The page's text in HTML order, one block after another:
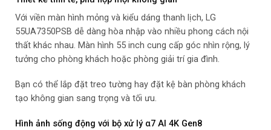
Bluetooth 5.1
Cổng HDMI:
2 cổng
Cổng xuất âm thanh:
Optical (Digital Audio Out)
USB:
Với viền màn hình mỏng và kiểu dáng thanh lịch, LG
55UA7350PSB dễ dàng hòa nhập vào nhiều phong cách nội
thất khác nhau. Màn hình 55 inch cung cấp góc nhìn rộng, lý
tưởng cho phòng khách hoặc phòng giải trí gia đình.
Bạn có thể lắp đặt treo tường hay đặt kệ bàn phòng khách
tạo không gian sang trọng và tối ưu.
Hình ảnh sống động với bộ xử lý α7 AI 4K Gen8